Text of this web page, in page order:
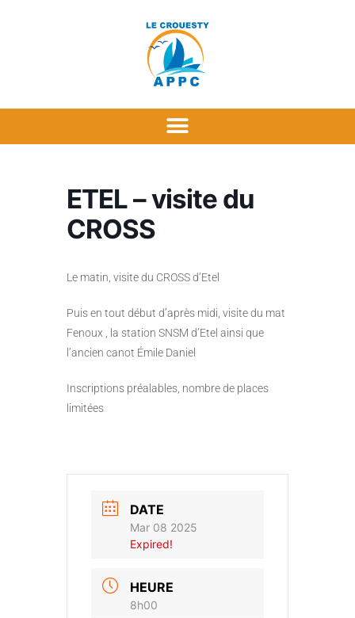
ETEL – visite du
CROSS
Le matin, visite du CROSS d’Etel
Puis en tout début d’après midi, visite du mat
Fenoux , la station SNSM d’Etel ainsi que
l’ancien canot Émile Daniel
Inscriptions préalables, nombre de places
limitées
DATE
Mar 08 2025
Expired!
HEURE
8h00